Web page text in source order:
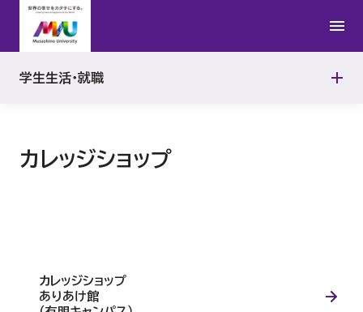
カレッジショップ
カレッジショップ
ありあけ館
学生生活・就職
ボランティア
公認心理師
就職支援プログラム
TOOLS